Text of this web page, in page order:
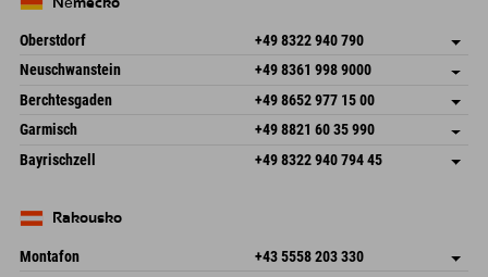
Oberstdorf +49 8322 940 790
An der Breitach 3
Německo
Uložit adresu
Objednat
Neuschwanstein +49 8361 998 9000
An der Riese 45
87484 Nesselwang im Allgäu
Německo
Uložit adresu
Informace o příjezdu
Objednat
Berchtesgaden +49 8652 977 15 00
Hofreitstr. 7
Německo
Uložit adresu
Objednat
Garmisch +49 8821 60 35 990
Frickenstraße 22
82490 Farchant
Uložit adresu
Informace o příjezdu
Bayrischzell +49 8322 940 794 45
Německo
Rakousko
Montafon +43 5558 203 330